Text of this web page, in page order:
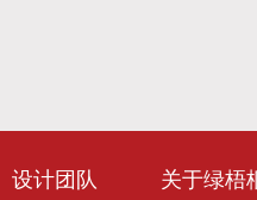
设计团队 关于绿梧